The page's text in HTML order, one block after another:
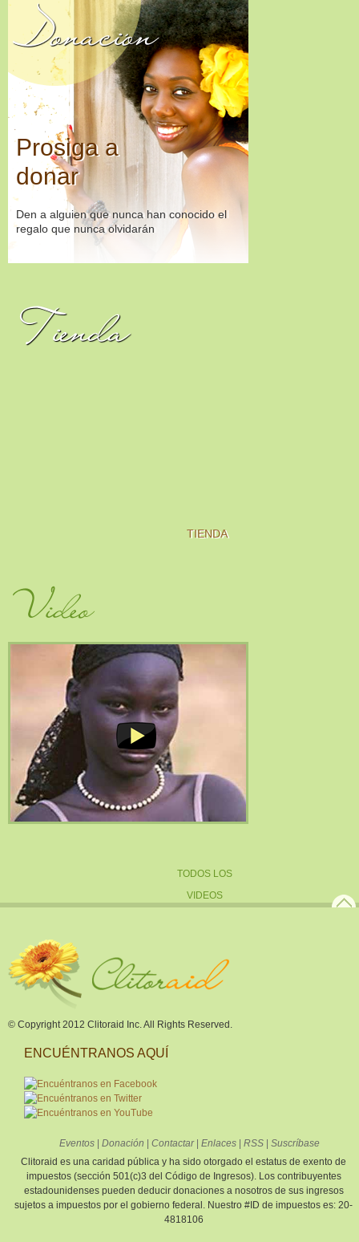
Donación
Prosiga a
donar
Den a alguien que nunca han conocido el
regalo que nunca olvidarán
Tienda
TIENDA
Video
TODOS LOS
VIDEOS
© Copyright 2012 Clitoraid Inc. All Rights Reserved.
ENCUÉNTRANOS AQUÍ
Eventos Donación Contactar| Enlaces RSS
Suscríbase
Clitoraid es una caridad pública y ha sido otorgado el estatus de exento de
impuestos (sección 501(c)3 del Código de Ingresos). Los contribuyentes
estadounidenses pueden deducir donaciones a nosotros de sus ingresos
sujetos a impuestos por el gobierno federal. Nuestro #ID de impuestos es: 20-
4818106